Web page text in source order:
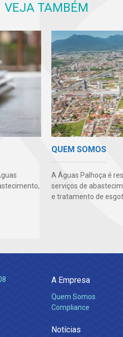
VEJA TAMBÉM
QUEM SOMOS
A Águas Palhoça é
serviços de
e tratamento de
A Empresa
Quem Somos
Compliance
Notícias